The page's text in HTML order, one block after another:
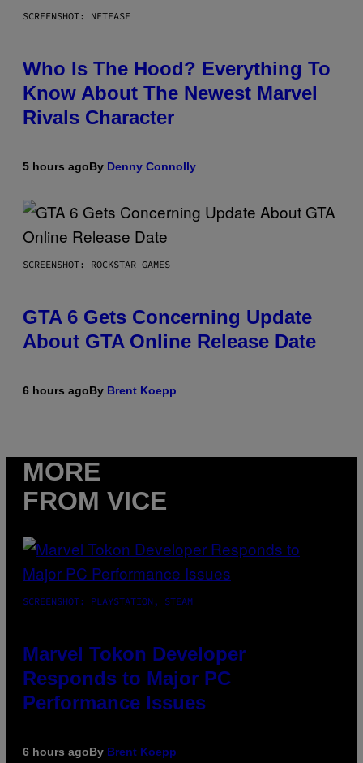
SCREENSHOT: NETEASE
Who Is The Hood? Everything To
Know About The Newest Marvel
Rivals Character
5 hours agoBy Denny Connolly
SCREENSHOT: ROCKSTAR GAMES
GTA 6 Gets Concerning Update
About GTA Online Release Date
6 hours agoBy Brent Koepp
MORE
FROM VICE
SCREENSHOT: PLAYSTATION, STEAM
Marvel Tokon Developer
Responds to Major PC
Performance Issues
6 hours agoBy Brent Koepp